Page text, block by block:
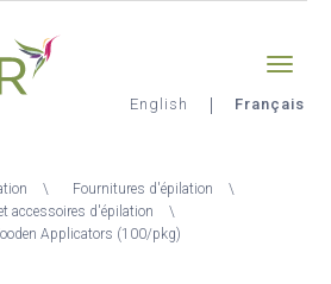
English Français
Fournitures d'épilation
accessoires d'épilation
Applicators (100/pkg)